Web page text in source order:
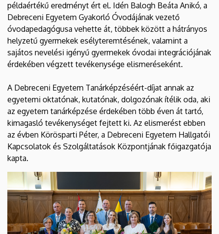
példaértékű eredményt ért el. Idén Balogh Beáta Anikó, a
Debreceni Egyetem Gyakorló Óvodájának vezető
óvodapedagógusa vehette át, többek között a hátrányos
helyzetű gyermekek esélyteremtésének, valamint a
sajátos nevelési igényű gyermekek óvodai integrációjának
érdekében végzett tevékenysége elismeréseként.
A Debreceni Egyetem Tanárképzéséért-díjat annak az
egyetemi oktatónak, kutatónak, dolgozónak ítélik oda, aki
az egyetem tanárképzése érdekében több éven át tartó,
kimagasló tevékenységet fejtett ki. Az elismerést ebben
az évben Körösparti Péter, a Debreceni Egyetem Hallgatói
Kapcsolatok és Szolgáltatások Központjának főigazgatója
kapta.